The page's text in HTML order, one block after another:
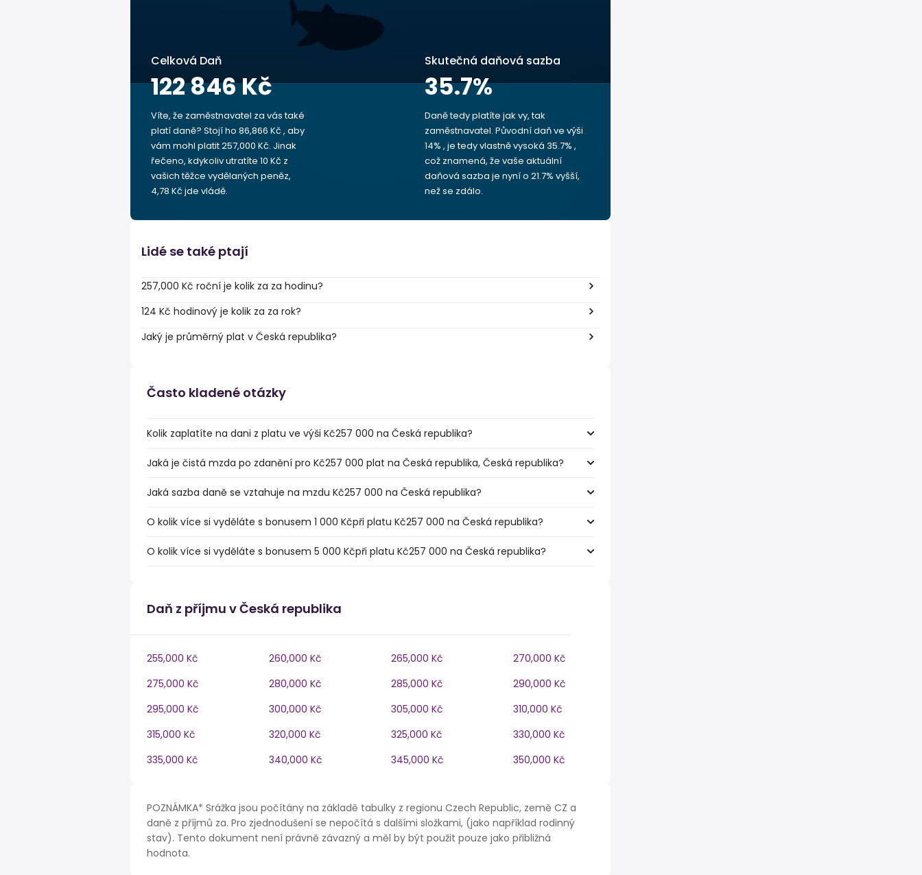
Celková Daň
122 846 Kč
Víte, že zaměstnavatel za vás také
platí daně? Stojí ho 86,866 Kč , aby
vám mohl platit 257,000 Kč. Jinak
řečeno, kdykoliv utratíte 10 Kč z
vašich těžce vydělaných peněz,
4,78 Kč jde vládě.
Skutečná daňová sazba
35.7%
Daně tedy platíte jak vy, tak
zaměstnavatel. Původní daň ve výši
14% , je tedy vlastně vysoká 35.7% ,
což znamená, že vaše aktuální
daňová sazba je nyní o 21.7% vyšší,
než se zdálo.
Lidé se také ptají
257,000 Kč roční je kolik za za hodinu?
124 Kč hodinový je kolik za za rok?
Jaký je průměrný plat v Česká republika?
Často kladené otázky
Kolik zaplatíte na dani z platu ve výši Kč257 000 na Česká republika?
Jaká je čistá mzda po zdanění pro Kč257 000 plat na Česká republika, Česká republika?
Jaká sazba daně se vztahuje na mzdu Kč257 000 na Česká republika?
O kolik více si vyděláte s bonusem 1 000 Kčpři platu Kč257 000 na Česká republika?
O kolik více si vyděláte s bonusem 5 000 Kčpři platu Kč257 000 na Česká republika?
Daň z příjmu v Česká republika
255,000 Kč 260,000 Kč 265,000 Kč
270,000 Kč
275,000 Kč
280,000 Kč 285,000 Kč
290,000 Kč
295,000 Kč
300,000 Kč 305,000 Kč
310,000 Kč
315,000 Kč
320,000 Kč 325,000 Kč
330,000 Kč
335,000 Kč
340,000 Kč 345,000 Kč 350,000 Kč
POZNÁMKA* Srážka jsou počítány na základě tabulky z regionu Czech Republic, země CZ a
daně z příjmů za. Pro zjednodušení se nepočítá s dalšími složkami, (jako například rodinný
stav). Tento dokument není právně závazný a měl by být použit pouze jako přibližná
hodnota.